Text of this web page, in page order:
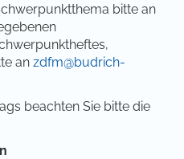
bitte an
an zdfm@budrich-
beachten Sie bitte die